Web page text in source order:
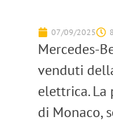
07/09/2025
Mercedes-
venduti
elettrica.
di Monaco,